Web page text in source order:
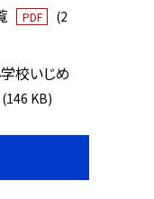
PDF
(2
校いじめ
(146 KB)